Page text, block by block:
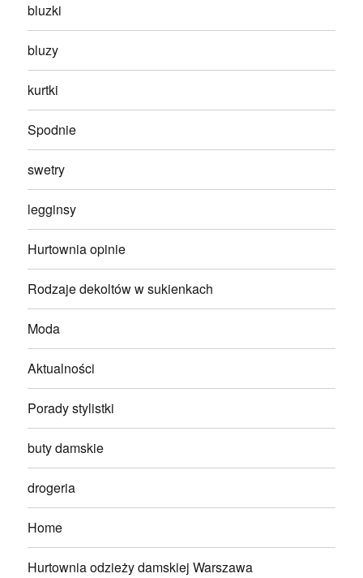
bluzki
bluzy
kurtki
Spodnie
swetry
legginsy
Hurtownia opinie
Rodzaje dekoltów w sukienkach
Moda
Aktualności
Porady stylistki
buty damskie
drogeria
Home
Hurtownia odzieży damskiej Warszawa